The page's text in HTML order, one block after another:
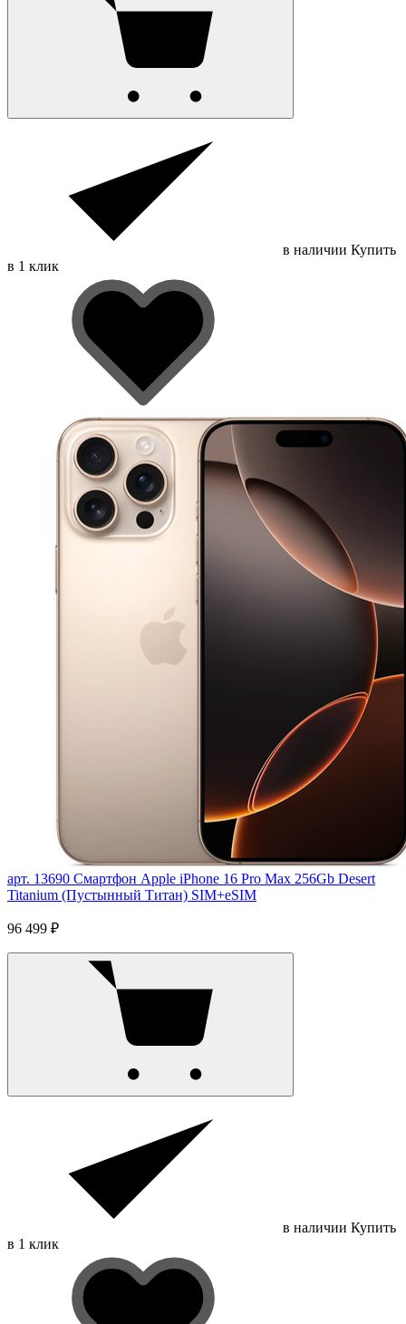
в наличии Купить
в 1 клик
арт. 13690 Смартфон Apple iPhone 16 Pro Max 256Gb Desert
Titanium (Пустынный Титан) SIM+eSIM
96 499 ₽
в наличии Купить
в 1 клик